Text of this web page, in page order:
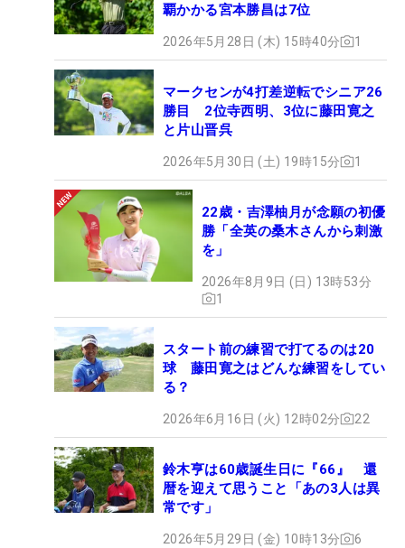
覇かかる宮本勝昌は7位
2026年5月28日 (木) 15時40分 1
マークセンが4打差逆転でシニア26
勝目 2位寺西明、3位に藤田寛之
と片山晋呉
2026年5月30日 (土) 19時15分 1
22歳・吉澤柚月が念願の初優
勝「全英の桑木さんから刺激
を」
2026年8月9日 (日) 13時53分
1
スタート前の練習で打てるのは20
球 藤田寛之はどんな練習をしてい
る？
2026年6月16日 (火) 12時02分 22
鈴木亨は60歳誕生日に『66』 還
暦を迎えて思うこと「あの3人は異
常です」
2026年5月29日 (金) 10時13分 6